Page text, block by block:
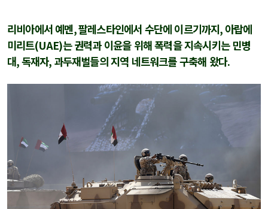
리비아에서 예멘,팔레스타인에서 수단에 이르기까지,아랍에
미리트(UAE)는 권력과 이윤을 위해 폭력을 지속시키는 민병
대,독재자, 과두재벌들의 지역 네트워크를 구축해 왔다.